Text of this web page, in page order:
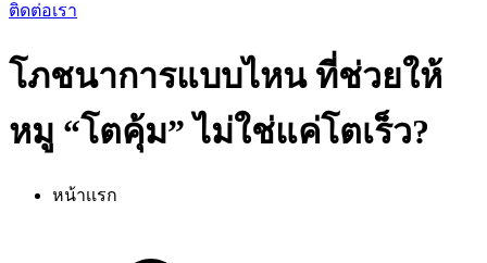
ติดต่อเรา
โภชนาการแบบไหน ที่ช่วยให้
หมู “โตคุ้ม” ไม่ใช่แค่โตเร็ว?
หน้าเเรก